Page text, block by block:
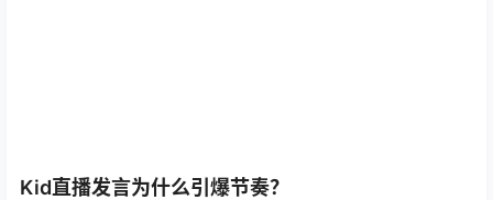
Kid直播发言为什么引爆节奏？